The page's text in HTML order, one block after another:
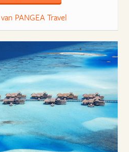
PANGEA Travel